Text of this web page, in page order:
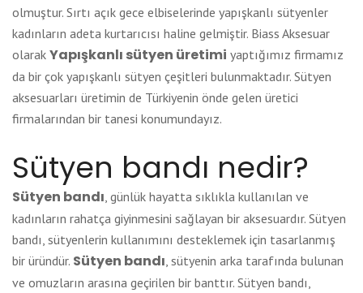
olmuştur. Sırtı açık gece elbiselerinde yapışkanlı sütyenler
kadınların adeta kurtarıcısı haline gelmiştir. Biass Aksesuar
olarak Yapışkanlı sütyen üretimi yaptığımız firmamız
da bir çok yapışkanlı sütyen çeşitleri bulunmaktadır. Sütyen
aksesuarları üretimin de Türkiyenin önde gelen üretici
firmalarından bir tanesi konumundayız.
Sütyen bandı nedir?
Sütyen bandı, günlük hayatta sıklıkla kullanılan ve
kadınların rahatça giyinmesini sağlayan bir aksesuardır. Sütyen
bandı, sütyenlerin kullanımını desteklemek için tasarlanmış
bir üründür. Sütyen bandı, sütyenin arka tarafında bulunan
ve omuzların arasına geçirilen bir banttır. Sütyen bandı,